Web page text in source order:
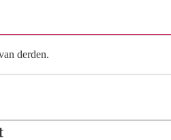
derden.